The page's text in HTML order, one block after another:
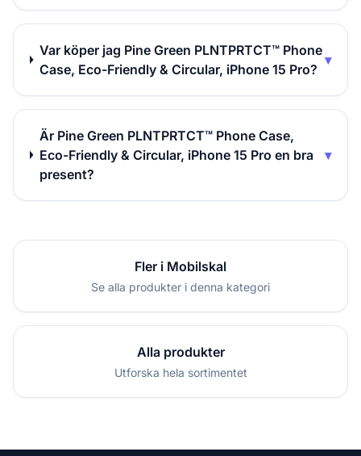
Var köper jag Pine Green PLNTPRTCT™ Phone
Case, Eco-Friendly & Circular, iPhone 15 Pro?
▾
Är Pine Green PLNTPRTCT™ Phone Case,
Eco-Friendly & Circular, iPhone 15 Pro en bra
present?
▾
Fler i Mobilskal
Se alla produkter i denna kategori
Alla produkter
Utforska hela sortimentet